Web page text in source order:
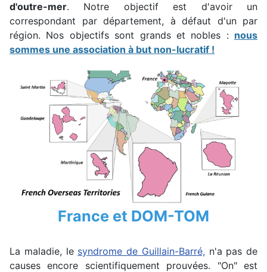
d'outre-mer. Notre objectif est d'avoir un
correspondant par département, à défaut d'un par
région. Nos objectifs sont grands et nobles : nous
sommes une association à but non-lucratif !
France et DOM-TOM
La maladie, le syndrome de Guillain-Barré, n'a pas de
causes encore scientifiquement prouvées. "On" est